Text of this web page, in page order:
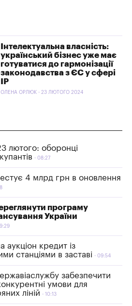
Інтелектуальна власність:
український бізнес уже має
готуватися до гармонізації
законодавства з ЄС у сфері
IP
ОЛЕНА ОРЛЮК - 23 ЛЮТОГО 2024
лютого: оборонці
08:27
4 млрд грн в оновлення
програму
України
кредит із
станціями в заставі
09:54
забезпечити
умови для
ліній
10:13